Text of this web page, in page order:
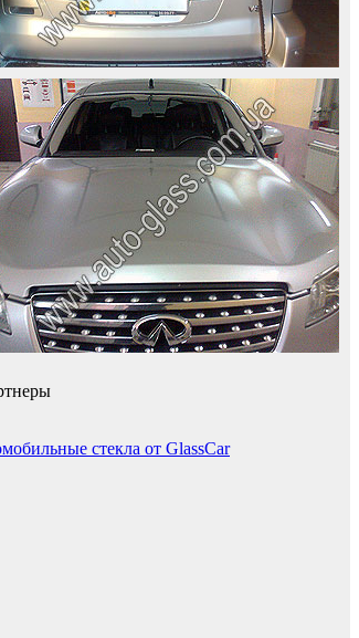
стекла от GlassCar